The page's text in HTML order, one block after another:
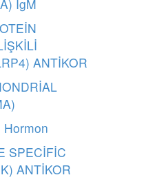
IgM
ANTİKOR
SPECİFİC
ANTİKOR